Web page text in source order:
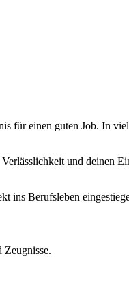
für einen guten Job. In
und
ins Berufsleben
Zeugnisse.